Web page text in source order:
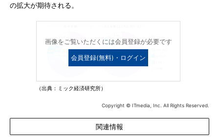
の拡大が期待される。
画像をご覧いただくには会員登録が必要です
会員登録(無料)・ログイン
（出典：ミック経済研究所）
Copyright © ITmedia, Inc. All Rights Reserved.
関連情報